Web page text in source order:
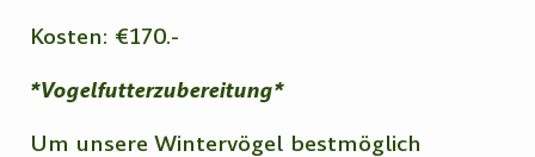
Kosten: €170.-
*Vogelfutterzubereitung*
Um unsere Wintervögel bestmöglich